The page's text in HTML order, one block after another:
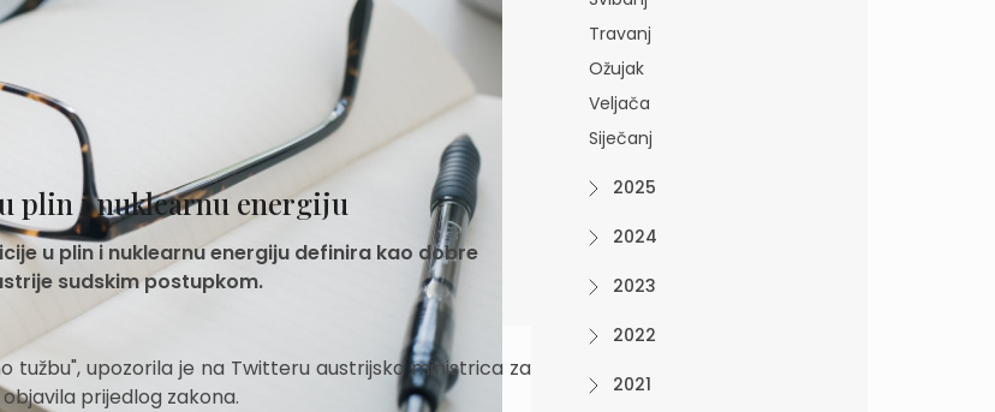
plin i nuklearnu energiju
u plin i nuklearnu energiju definira kao dobre
sudskim postupkom.
upozorila je na Twitteru austrijska ministrica za
prijedlog zakona.
Travanj
Ožujak
Veljača
Siječanj
2025
2024
2023
2022
2021